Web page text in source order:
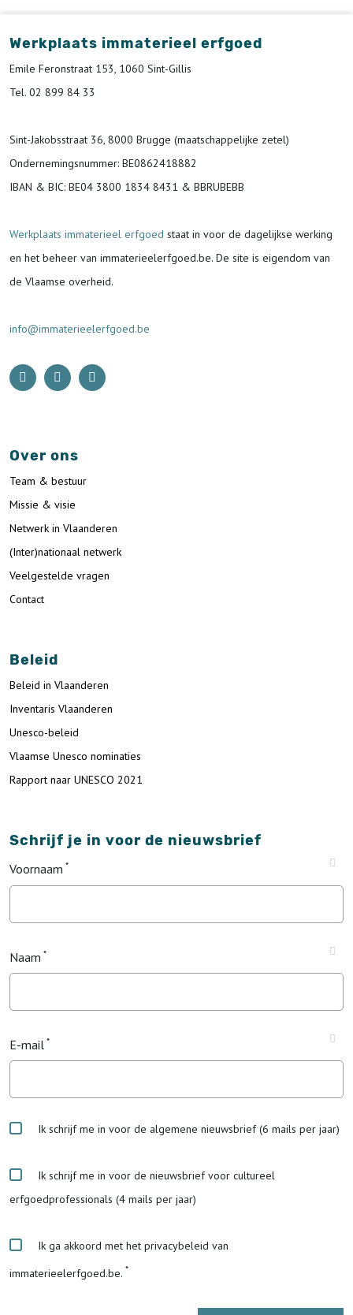
Werkplaats immaterieel erfgoed
Emile Feronstraat 153, 1060 Sint-Gillis
Tel. 02 899 84 33
Sint-Jakobsstraat 36, 8000 Brugge (maatschappelijke zetel)
Ondernemingsnummer: BE0862418882
IBAN & BIC: BE04 3800 1834 8431 & BBRUBEBB
Werkplaats immaterieel erfgoed staat in voor de dagelijkse werking
en het beheer van immaterieelerfgoed.be. De site is eigendom van
de Vlaamse overheid.
info@immaterieelerfgoed.be
Over ons
Team & bestuur
Missie & visie
Netwerk in Vlaanderen
(Inter)nationaal netwerk
Veelgestelde vragen
Contact
Beleid
Beleid in Vlaanderen
Inventaris Vlaanderen
Unesco-beleid
Vlaamse Unesco nominaties
Rapport naar UNESCO 2021
Schrijf je in voor de nieuwsbrief
Voornaam
Naam
E-mail
Ik schrijf me in voor de algemene nieuwsbrief (6 mails per jaar)
Ik schrijf me in voor de nieuwsbrief voor cultureel
erfgoedprofessionals (4 mails per jaar)
Ik ga akkoord met het privacybeleid van
immaterieelerfgoed.be.